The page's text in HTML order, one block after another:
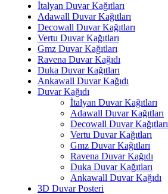
İtalyan Duvar Kağıtları
Adawall Duvar Kağıtları
Decowall Duvar Kağıtları
Vertu Duvar Kağıtları
Gmz Duvar Kağıtları
Ravena Duvar Kağıdı
Duka Duvar Kağıtları
Ankawall Duvar Kağıdı
Duvar Kağıdı
İtalyan Duvar Kağıtları
Adawall Duvar Kağıtları
Decowall Duvar Kağıtları
Vertu Duvar Kağıtları
Gmz Duvar Kağıtları
Ravena Duvar Kağıdı
Duka Duvar Kağıtları
Ankawall Duvar Kağıdı
3D Duvar Posteri